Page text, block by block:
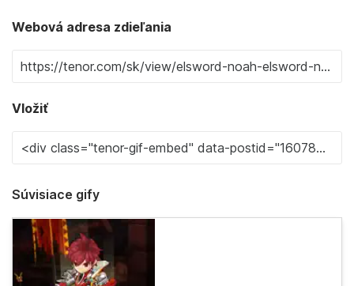
Webová adresa zdieľania
Vložiť
Súvisiace gify